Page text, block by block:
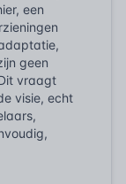
een
geen
vraagt
visie, echt